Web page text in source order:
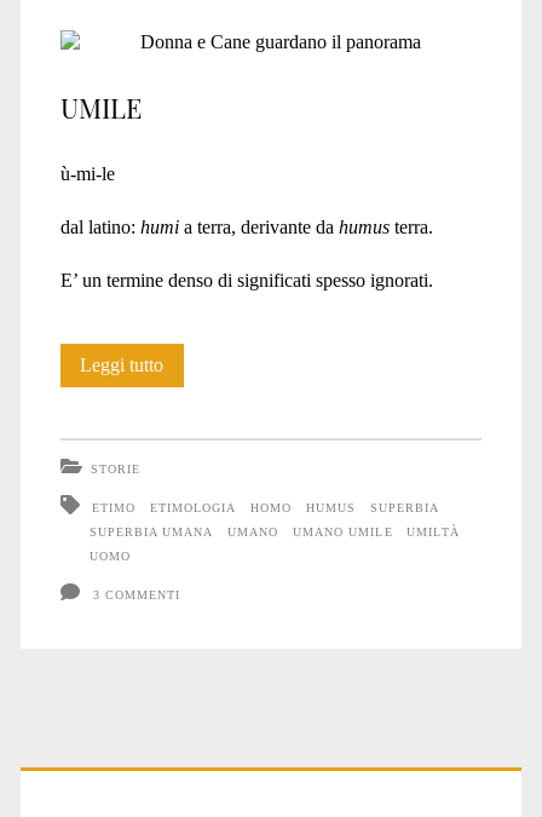
umile</span>
UMILE
ù-mi-le
dal latino: humia terra, derivante da humusterra.
E’ un termine denso di significati spesso ignorati.
Leggi tuttoL’origine
STORIE
ETIMO ETIMOLOGIA HOMO HUMUS
SUPERBIA
SUPERBIA UMANA
UMANO UMANO UMILE
UMILTÀ
UOMO
3 COMMENTI
Primary